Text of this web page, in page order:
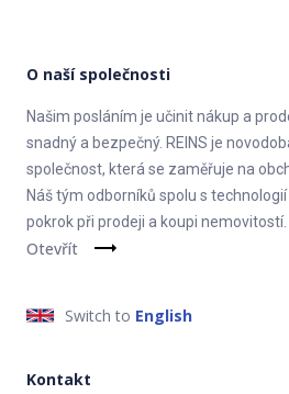
O naší společnosti
Našim posláním je učinit nákup a
snadný a bezpečný. REINS je
společnost, která se zaměřuje na
Náš tým odborníků spolu s
pokrok při prodeji a koupi nemovitostí.
Otevřít
Switch to English
Kontakt